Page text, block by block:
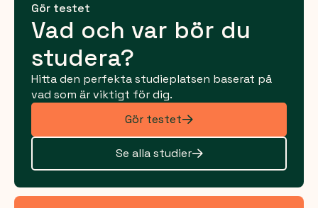
Gör testet
Vad och var bör du
studera?
Hitta den perfekta studieplatsen baserat på
vad som är viktigt för dig.
Gör testet
Se alla studier